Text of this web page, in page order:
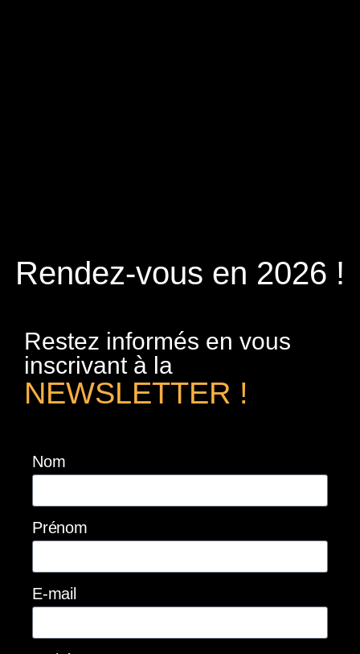
Rendez-vous en 2026 !
Restez informés en vous
inscrivant à la
NEWSLETTER !
Nom
Prénom
E-mail